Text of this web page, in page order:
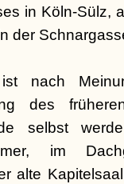
in Köln-Sülz,
der
nach
des
selbst
im
alte